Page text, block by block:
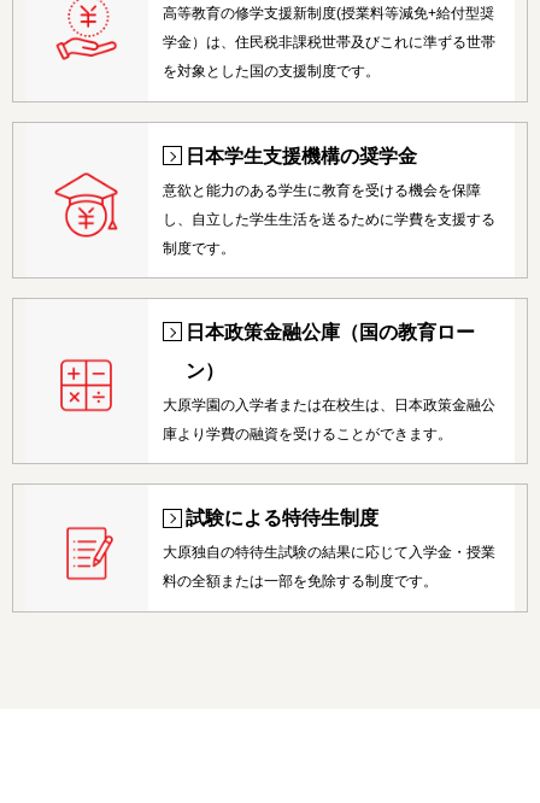
高等教育の修学支援新制度(授業料等減免+給付型奨
学金）は、住民税非課税世帯及びこれに準ずる世帯
を対象とした国の支援制度です。
日本学生支援機構の奨学金
意欲と能力のある学生に教育を受ける機会を保障
し、自立した学生生活を送るために学費を支援する
制度です。
日本政策金融公庫（国の教育ロー
ン）
大原学園の入学者または在校生は、日本政策金融公
庫より学費の融資を受けることができます。
試験による特待生制度
大原独自の特待生試験の結果に応じて入学金・授業
料の全額または一部を免除する制度です。